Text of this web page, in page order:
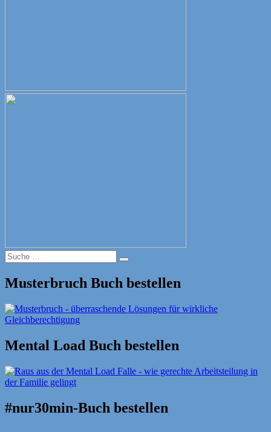
Suche
nach:
Suche
Musterbruch Buch bestellen
Mental Load Buch bestellen
#nur30min-Buch bestellen